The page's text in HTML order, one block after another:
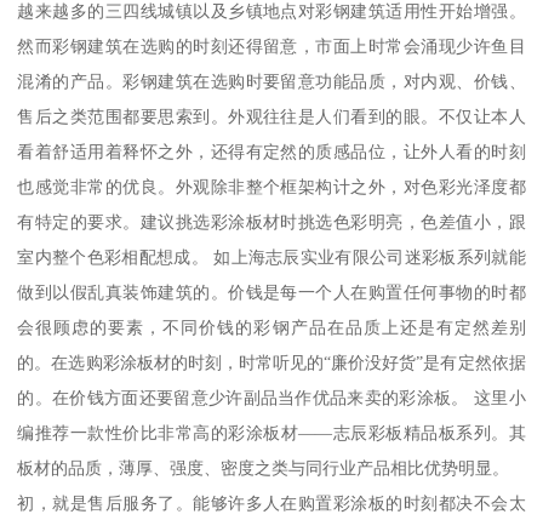
越来越多的三四线城镇以及乡镇地点对彩钢建筑适用性开始增强。
然而彩钢建筑在选购的时刻还得留意，市面上时常会涌现少许鱼目
混淆的产品。彩钢建筑在选购时要留意功能品质，对内观、价钱、
售后之类范围都要思索到。外观往往是人们看到的眼。不仅让本人
看着舒适用着释怀之外，还得有定然的质感品位，让外人看的时刻
也感觉非常的优良。外观除非整个框架构计之外，对色彩光泽度都
有特定的要求。建议挑选彩涂板材时挑选色彩明亮，色差值小，跟
室内整个色彩相配想成。 如上海志辰实业有限公司迷彩板系列就能
做到以假乱真装饰建筑的。价钱是每一个人在购置任何事物的时都
会很顾虑的要素，不同价钱的彩钢产品在品质上还是有定然差别
的。在选购彩涂板材的时刻，时常听见的“廉价没好货”是有定然依据
的。在价钱方面还要留意少许副品当作优品来卖的彩涂板。 这里小
编推荐一款性价比非常高的彩涂板材——志辰彩板精品板系列。其
板材的品质，薄厚、强度、密度之类与同行业产品相比优势明显。
初，就是售后服务了。能够许多人在购置彩涂板的时刻都决不会太